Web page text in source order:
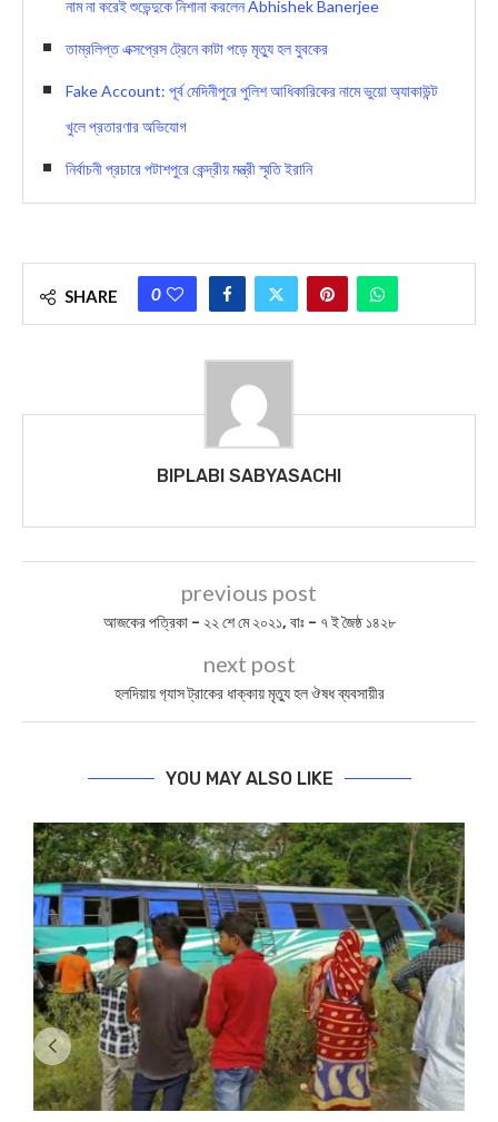
নাম না করেই শুভেন্দুকে নিশানা করলেন Abhishek Banerjee
তাম্রলিপ্ত এক্সপ্রেস ট্রেনে কাটা পড়ে মৃত্যু হল যুবকের
Fake Account: পূর্ব মেদিনীপুরে পুলিশ আধিকারিকের নামে ভুয়ো অ্যাকাউন্ট
খুলে প্রতারণার অভিযোগ
নির্বাচনী প্রচারে পটাশপুরে কেন্দ্রীয় মন্ত্রী স্মৃতি ইরানি
SHARE 0
BIPLABI SABYASACHI
previous post
আজকের পত্রিকা – ২২ শে মে ২০২১, বাঃ – ৭ ই জৈষ্ঠ ১৪২৮
next post
হলদিয়ায় গ‍্যাস ট্রাকের ধাক্কায় মৃত্যু হল ঔষধ ব্যবসায়ীর
YOU MAY ALSO LIKE